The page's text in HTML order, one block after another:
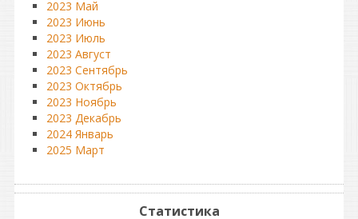
2023 Май
2023 Июнь
2023 Июль
2023 Август
2023 Сентябрь
2023 Октябрь
2023 Ноябрь
2023 Декабрь
2024 Январь
2025 Март
Статистика